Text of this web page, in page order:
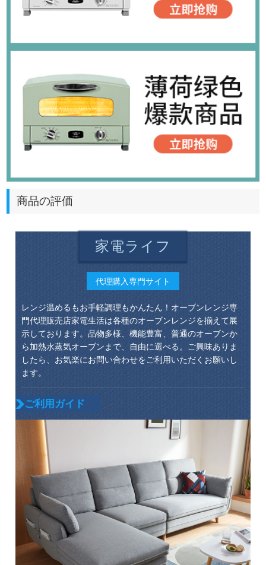
商品の評価
家電ライフ
代理購入専門サイト
レンジ温めるもお手軽調理もかんたん！オーブンレンジ専
門代理販売店家電生活は各種のオーブンレンジを揃えて展
示しております。品物多様、機能豊富、普通のオーブンか
ら加熱水蒸気オーブンまで、自由に選べる。ご興味ありま
したら、お気楽にお問い合わせをご利用いただくお願いし
ます。
ご利用ガイド